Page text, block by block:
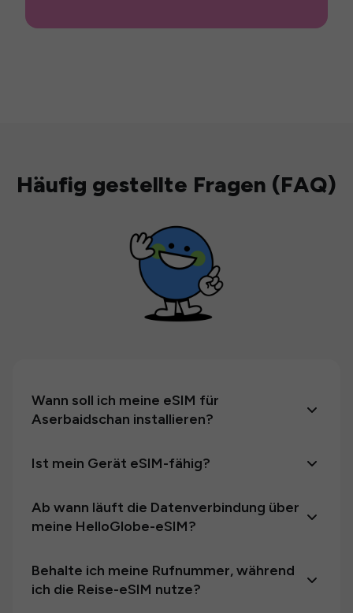
Häufig gestellte Fragen (FAQ)
Wann soll ich meine eSIM für
Aserbaidschan installieren?
Ist mein Gerät eSIM-fähig?
Ab wann läuft die Datenverbindung über
meine HelloGlobe-eSIM?
Behalte ich meine Rufnummer, während
ich die Reise-eSIM nutze?